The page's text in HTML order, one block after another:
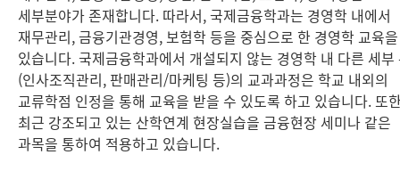
세부분야가 존재합니다. 따라서, 국제금융학과는 경영학 내에서
재무관리, 금융기관경영, 보험학 등을 중심으로 한 경영학 교육
있습니다. 국제금융학과에서 개설되지 않는 경영학 내 다른 세부
(인사조직관리, 판매관리/마케팅 등)의 교과과정은 학교 내외의
교류학점 인정을 통해 교육을 받을 수 있도록 하고 있습니다. 또
최근 강조되고 있는 산학연계 현장실습을 금융현장 세미나 같은
과목을 통하여 적용하고 있습니다.